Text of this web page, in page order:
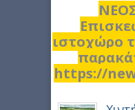
ιστοχώρο
https://